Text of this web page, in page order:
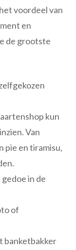
voordeel van
en
de grootste
kun
Van
pie en tiramisu,
in de
of
banketbakker